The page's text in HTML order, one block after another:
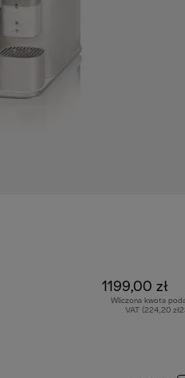
1199,00 zł
Wliczona kwota
VAT (224,20